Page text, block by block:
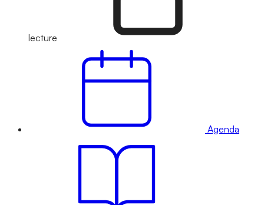
lecture
Agenda